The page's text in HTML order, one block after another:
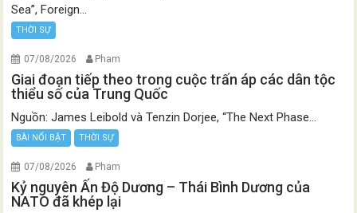
Sea”, Foreign...
THỜI SỰ
07/08/2026 Pham
Giai đoạn tiếp theo trong cuộc trấn áp các dân tộc
thiểu số của Trung Quốc
Nguồn: James Leibold và Tenzin Dorjee, “The Next Phase...
BÀI NỔI BẬT THỜI SỰ
07/08/2026 Pham
Kỷ nguyên Ấn Độ Dương – Thái Bình Dương của
NATO đã khép lại